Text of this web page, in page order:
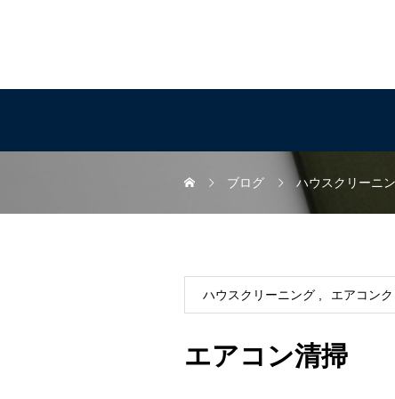
ブログ ハウスクリーニ
ハウスクリーニング エアコン
エアコン清掃